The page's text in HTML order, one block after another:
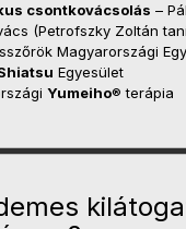
csontkovácsolás –
(Petrofszky Zoltán
Magyarországi
Egyesület
Yumeiho® terápia